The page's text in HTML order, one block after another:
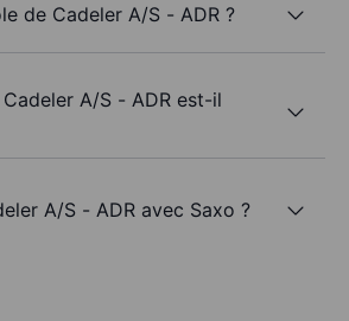
de Cadeler A/S - ADR ?
A/S - ADR est-il
A/S - ADR avec Saxo ?